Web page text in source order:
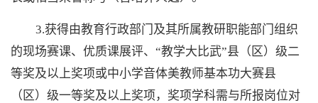
3.获得由教育行政部门及其所属教研职能部门组织
的现场赛课、优质课展评、 “教学大比武”县（区）级二
等奖及以上奖项或中小学音体美教师基本功大赛县
（区）级一等奖及以上奖项，奖项学科需与所报岗位对